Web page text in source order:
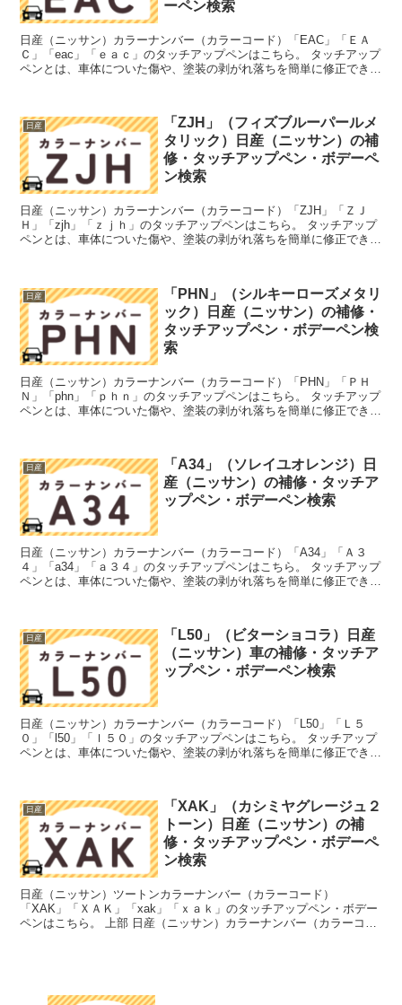
ーペン検索
日産（ニッサン）カラーナンバー（カラーコード）「EAC」「ＥＡ
Ｃ」「eac」「ｅａｃ」のタッチアップペンはこちら。 タッチアップ
ペンとは、車体についた傷や、塗装の剥がれ落ちを簡単に修正できる
日産
「ZJH」（フィズブルーパールメ
タリック）日産（ニッサン）の補
修・タッチアップペン・ボデーペ
ン検索
日産（ニッサン）カラーナンバー（カラーコード）「ZJH」「ＺＪ
Ｈ」「zjh」「ｚｊｈ」のタッチアップペンはこちら。 タッチアップ
ペンとは、車体についた傷や、塗装の剥がれ落ちを簡単に修正できる
日産
「PHN」（シルキーローズメタリ
ック）日産（ニッサン）の補修・
タッチアップペン・ボデーペン検
索
日産（ニッサン）カラーナンバー（カラーコード）「PHN」「ＰＨ
Ｎ」「phn」「ｐｈｎ」のタッチアップペンはこちら。 タッチアップ
ペンとは、車体についた傷や、塗装の剥がれ落ちを簡単に修正できる
日産
「A34」（ソレイユオレンジ）日
産（ニッサン）の補修・タッチア
ップペン・ボデーペン検索
日産（ニッサン）カラーナンバー（カラーコード）「A34」「Ａ３
４」「a34」「ａ３４」のタッチアップペンはこちら。 タッチアップ
ペンとは、車体についた傷や、塗装の剥がれ落ちを簡単に修正できる
日産
「L50」（ビターショコラ）日産
（ニッサン）車の補修・タッチア
ップペン・ボデーペン検索
日産（ニッサン）カラーナンバー（カラーコード）「L50」「Ｌ５
０」「l50」「ｌ５０」のタッチアップペンはこちら。 タッチアップ
ペンとは、車体についた傷や、塗装の剥がれ落ちを簡単に修正できる
日産
「XAK」（カシミヤグレージュ２
トーン）日産（ニッサン）の補
修・タッチアップペン・ボデーペ
ン検索
日産（ニッサン）ツートンカラーナンバー（カラーコード）
「XAK」「ＸＡＫ」「xak」「ｘａｋ」のタッチアップペン・ボデー
ペンはこちら。 上部 日産（ニッサン）カラーナンバー（カラーコー